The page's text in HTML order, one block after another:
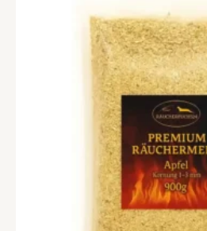
Preis
war:
6,75